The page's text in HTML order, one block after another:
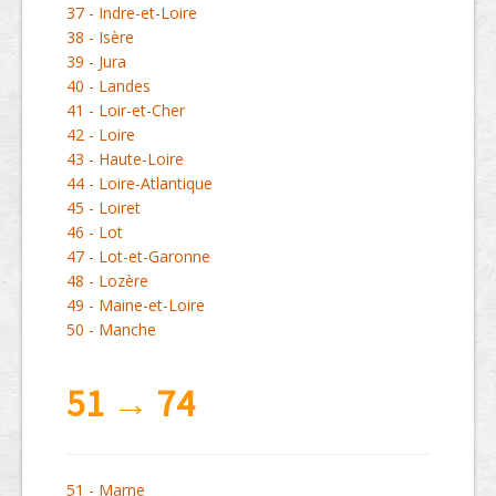
37 - Indre-et-Loire
38 - Isère
39 - Jura
40 - Landes
41 - Loir-et-Cher
42 - Loire
43 - Haute-Loire
44 - Loire-Atlantique
45 - Loiret
46 - Lot
47 - Lot-et-Garonne
48 - Lozère
49 - Maine-et-Loire
50 - Manche
51 → 74
51 - Marne